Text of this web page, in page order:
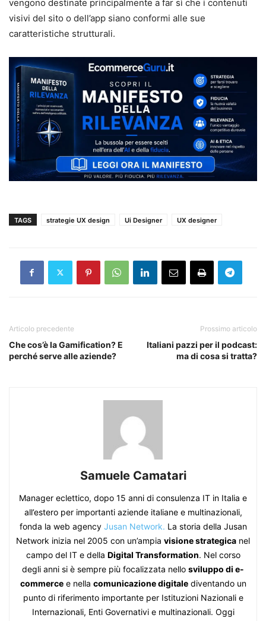
vengono destinate principalmente a far sì che i contenuti
visivi del sito o dell’app siano conformi alle sue
caratteristiche strutturali.
TAGS strategie UX design Ui Designer UX designer
Articolo precedente
Che cos’è la Gamification? E
perché serve alle aziende?
Prossimo articolo
Italiani pazzi per il podcast:
ma di cosa si tratta?
Samuele Camatari
Manager eclettico, dopo 15 anni di consulenza IT in Italia e
all’estero per importanti aziende italiane e multinazionali,
fonda la web agency Jusan Network. La storia della Jusan
Network inizia nel 2005 con un’ampia visione strategica nel
campo del IT e della Digital Transformation. Nel corso
degli anni si è sempre più focalizzata nello sviluppo di e-
commercee nella comunicazione digitalediventando un
punto di riferimento importante per Istituzioni Nazionali e
Internazionali, Enti Governativi e multinazionali. Oggi